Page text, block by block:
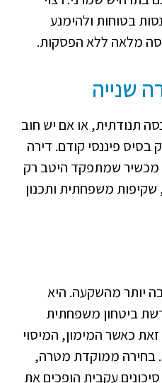
בטוחות ולהימנע
מלאה ללא הפסקות.
שנייה
תנודתית, או אם יש חוב
בסיס פיננסי קודם. דירה
מכשיר שמתפקד היטב רק
שקיפות משפחתית ותכנון
יותר מהשקעה. היא
ביטחון משפחתית
כאשר המימון, המיסוי
בחירה ממוקדת מטרה,
עקבית הופכים את